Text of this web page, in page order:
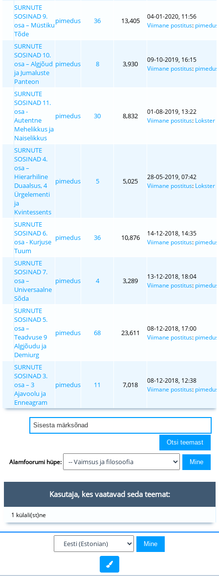
SURNUTE
SOSINAD 9.
osa – Müstiku
Tõde
pimedus 36 13,405
04-01-2020, 11:56
Viimane postitus: pimedus
SURNUTE
SOSINAD 10.
osa – Algjõud
ja Jumaluste
Panteon
pimedus 8 3,930
09-10-2019, 16:15
Viimane postitus: pimedus
SURNUTE
SOSINAD 11.
osa -
Autentne
Mehelikkus ja
Naiselikkus
pimedus 30 8,832
01-08-2019, 13:22
Viimane postitus: Lokster
SURNUTE
SOSINAD 4.
osa –
Hierarhiline
Duaalsus, 4
Ürgelementi
ja
Kvintessents
pimedus 5 5,025
28-05-2019, 07:42
Viimane postitus: Lokster
SURNUTE
SOSINAD 6.
osa - Kurjuse
Tuum
pimedus 36 10,876
14-12-2018, 14:35
Viimane postitus: pimedus
SURNUTE
SOSINAD 7.
osa –
Universaalne
Sõda
pimedus 4 3,289
13-12-2018, 18:04
Viimane postitus: pimedus
SURNUTE
SOSINAD 5.
osa –
Teadvuse 9
Algjõudu ja
Demiurg
pimedus 68 23,611
08-12-2018, 17:00
Viimane postitus: pimedus
SURNUTE
SOSINAD 3.
osa – 3
Ajavoolu ja
Enneagram
pimedus 11 7,018
08-12-2018, 12:38
Viimane postitus: pimedus
Alamfoorumi hüpe:
Kasutaja, kes vaatavad seda teemat:
1 külali(st)ne